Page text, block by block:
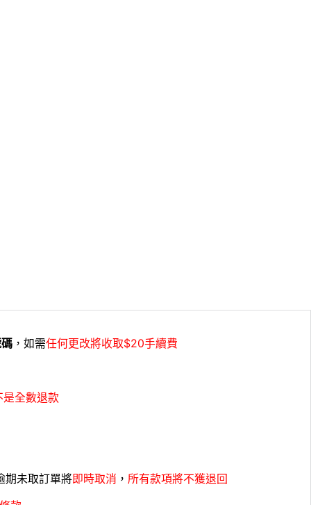
，如需任何更改將收取$20手續費
是全數退款
期未取訂單將即時取消 ， 所有款項將不獲退回